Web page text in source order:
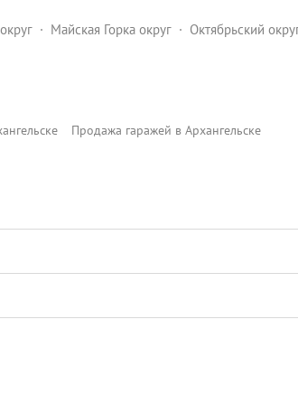
Майская Горка округ
Октябрьский
Продажа гаражей в Архангельске